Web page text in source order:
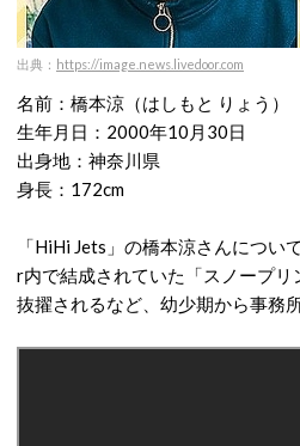
出典： https://image.news.livedoor.com
名前：橋本涼（はしもと りょう）
生年月日：2000年10月30日
出身地：神奈川県
身長：172cm
「HiHi Jets」の橋本涼さんにつ
r内で結成されていた「スノープリ
抜擢されるなど、幼少期から事務